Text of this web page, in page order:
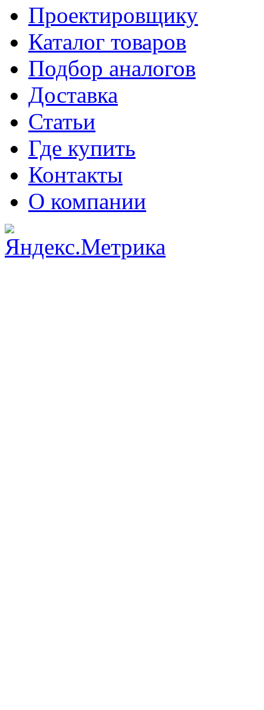
Проектировщику
Каталог товаров
Подбор аналогов
Доставка
Статьи
Где купить
Контакты
О компании